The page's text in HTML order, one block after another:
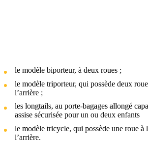
le modèle biporteur, à deux roues ;
le modèle triporteur, qui possède deux
l’arrière ;
les longtails, au porte-bagages allongé
assise sécurisée pour un ou deux enfants
le modèle tricycle, qui possède une roue à
l’arrière.